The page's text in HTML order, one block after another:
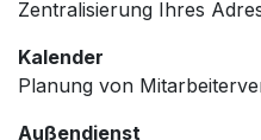
Zentralisierung Ihres
Kalender
Planung von
Außendienst